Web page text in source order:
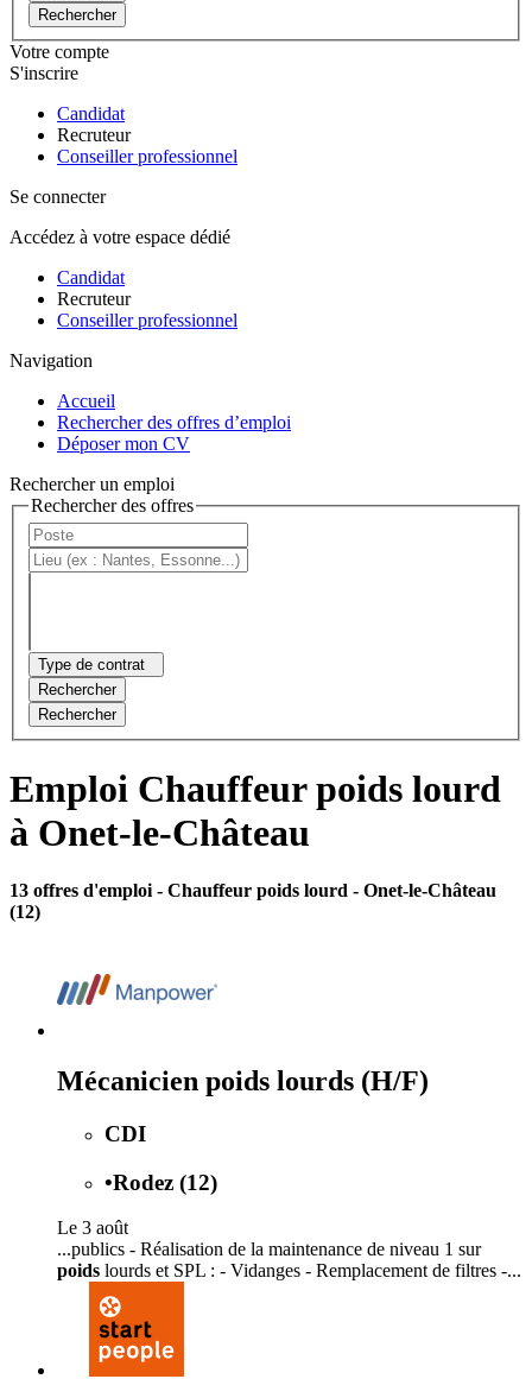
Rechercher
Votre compte
S'inscrire
Candidat
Recruteur
Conseiller professionnel
Se connecter
Accédez à votre espace dédié
Candidat
Recruteur
Conseiller professionnel
Navigation
Accueil
Rechercher des offres d’emploi
Déposer mon CV
Rechercher un emploi
Rechercher des offres
Type de contrat
Rechercher
Rechercher
Emploi Chauffeur poids lourd
à Onet-le-Château
13 offres d'emploi - Chauffeur poids lourd - Onet-le-Château
(12)
Mécanicien poids lourds (H/F)
CDI
•Rodez (12)
Le 3 août
...publics - Réalisation de la maintenance de niveau 1 sur
poids lourds et SPL : - Vidanges - Remplacement de filtres -...